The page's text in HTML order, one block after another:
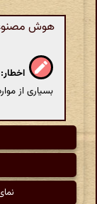
هوش
اخطار:
بسیاری از